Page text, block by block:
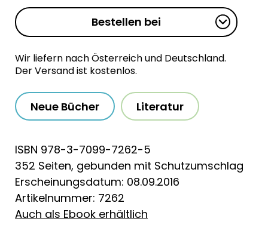
Bestellen bei
Wir liefern nach Österreich und Deutschland.
Der Versand ist kostenlos.
Neue Bücher Literatur
ISBN 978-3-7099-7262-5
352 Seiten, gebunden mit Schutzumschlag
Erscheinungsdatum: 08.09.2016
Artikelnummer: 7262
Auch als Ebook erhältlich